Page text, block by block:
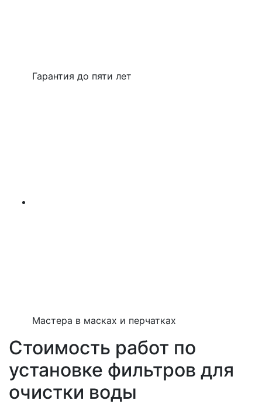
Гарантия до пяти лет
Мастера в масках и перчатках
Стоимость работ по
установке фильтров для
очистки воды